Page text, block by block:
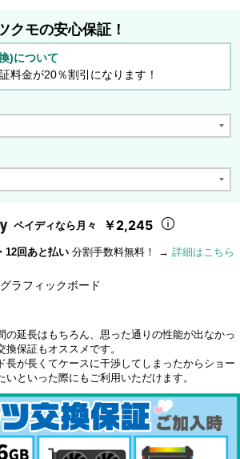
クモの安心保証！
)について
料金が20％割引になります！
ペイディなら月々 ￥2,245
12回あと払い 分割手数料無料！ → 詳細はこちら
ラフィックボード
延長はもちろん、思った通りの性能が出なかっ
保証もオススメです。
が長くてケースに干渉してしまったからショー
いといった際にもご利用いただけます。